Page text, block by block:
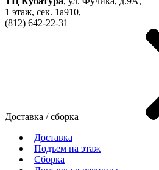
1 этаж, сек. 1a910,
(812) 642-22-31
Доставка / сборка
Доставка
Подъем на этаж
Сборка